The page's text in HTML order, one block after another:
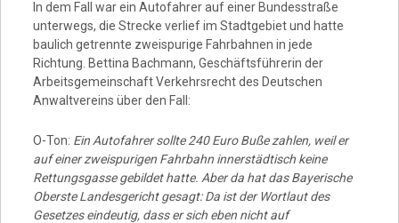
In dem Fall war ein Autofahrer auf einer Bundesstraße
unterwegs, die Strecke verlief im Stadtgebiet und hatte
baulich getrennte zweispurige Fahrbahnen in jede
Richtung. Bettina Bachmann, Geschäftsführerin der
Arbeitsgemeinschaft Verkehrsrecht des Deutschen
Anwaltvereins über den Fall:
O-Ton: Ein Autofahrer sollte 240 Euro Buße zahlen, weil er
auf einer zweispurigen Fahrbahn innerstädtisch keine
Rettungsgasse gebildet hatte. Aber da hat das Bayerische
Oberste Landesgericht gesagt: Da ist der Wortlaut des
Gesetzes eindeutig, dass er sich eben nicht auf